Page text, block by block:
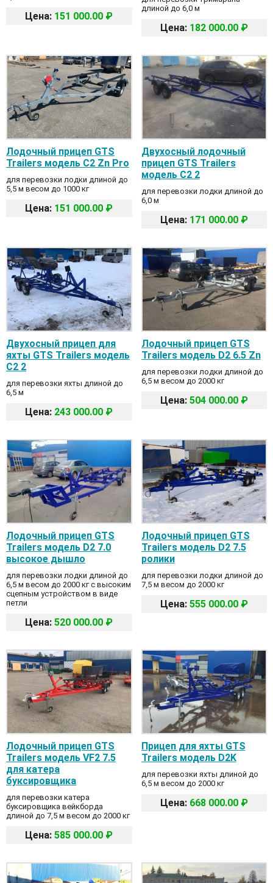
Цена: 151 000.00 ₽
длиной до 6,0 м
Цена: 182 000.00 ₽
Лодочный прицеп GTS
Trailers модель C2 Zn Pro
для перевозки лодки длиной до
5,5 м весом до 1000 кг
Цена: 151 000.00 ₽
Двухосный лодочный
прицеп GTS Trailers
модель C2 2
для перевозки лодки длиной до
6,0 м
Цена: 171 000.00 ₽
Двухосный прицеп для
яхты GTS Trailers модель
C2 2
для перевозки яхты длиной до
6,5 м
Цена: 243 000.00 ₽
Лодочный прицеп GTS
Trailers модель D2 6.5 Zn
для перевозки лодки длиной до
6,5 м весом до 2000 кг
Цена: 504 000.00 ₽
Лодочный прицеп GTS
Trailers модель D2 7.0
высокое дышло
для перевозки лодки длиной до
6,5 м весом до 2000 кг с высоким
сцепным устройством в виде
петли
Цена:520 000.00 ₽
Лодочный прицеп GTS
Trailers модель D2 7.5
ролики
для перевозки лодки длиной до
7,5 м весом до 2000 кг
Цена: 555 000.00 ₽
Лодочный прицеп GTS
Trailers модель VF2 7.5
для катера
буксировщика
для перевозки катера
буксировщика вейкборда
длиной до 7,5 м весом до 2000 кг
Цена:585 000.00 ₽
Прицеп для яхты GTS
Trailers модель D2K
для перевозки яхты длиной до
6,5 м весом до 2000 кг
Цена: 668 000.00 ₽